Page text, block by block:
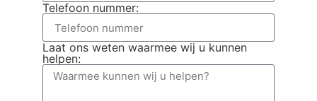
Telefoon nummer:
Laat ons weten waarmee wij u kunnen
helpen: